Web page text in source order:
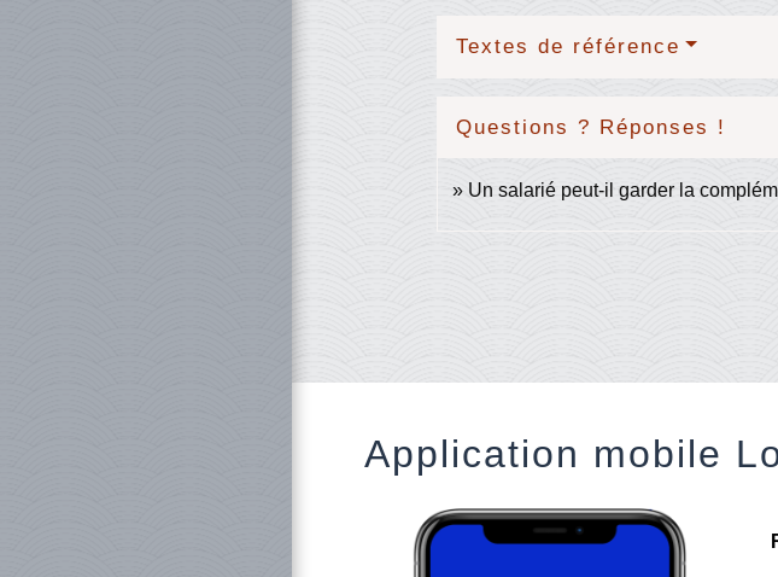
Textes de référence
Questions ? Réponses !
Un salarié peut-il garder la
Application mobile